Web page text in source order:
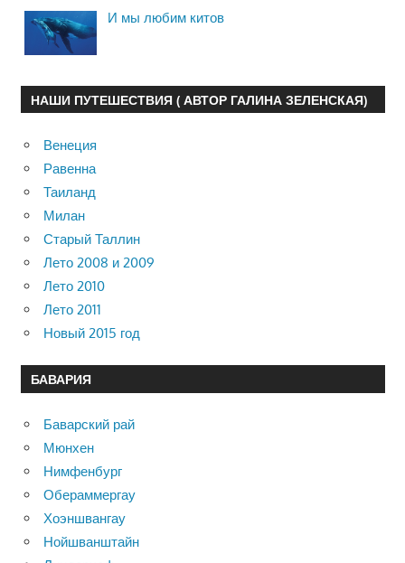
И мы любим китов
НАШИ ПУТЕШЕСТВИЯ ( АВТОР ГАЛИНА ЗЕЛЕНСКАЯ)
Венеция
Равенна
Таиланд
Милан
Старый Таллин
Лето 2008 и 2009
Лето 2010
Лето 2011
Новый 2015 год
БАВАРИЯ
Баварский рай
Мюнхен
Нимфенбург
Обераммергау
Хоэншвангау
Нойшванштайн